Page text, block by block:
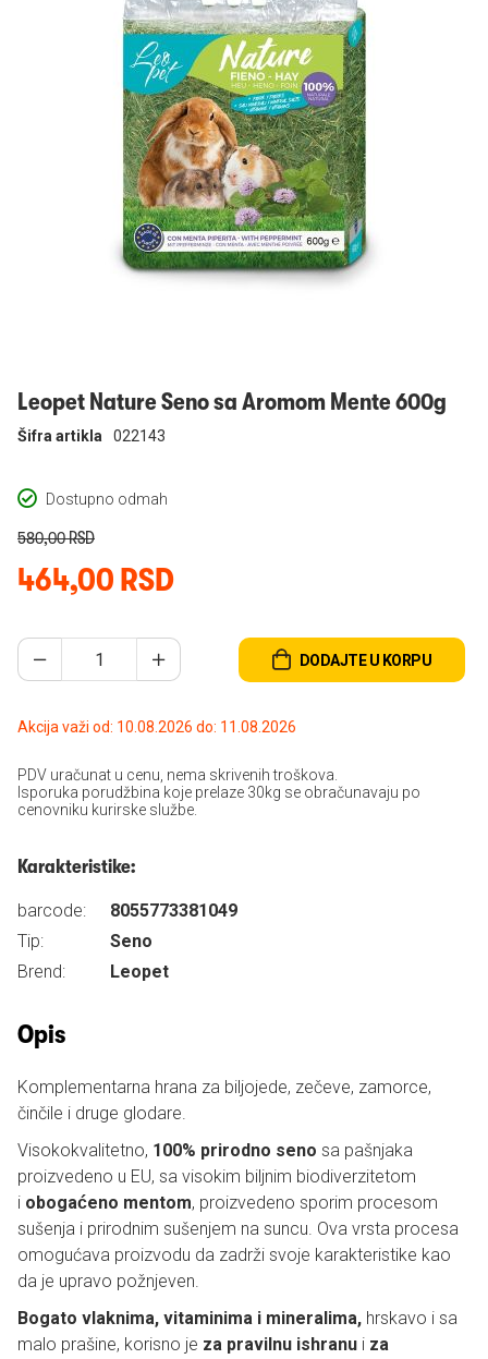
Leopet Nature Seno sa Aromom Mente 600g
Dostupno odmah
Šifra artikla 022143
464,00 RSD
580,00 RSD
DODAJTE U KORPU
Akcija važi od: 10.08.2026 do: 11.08.2026
PDV uračunat u cenu, nema skrivenih troškova.
Isporuka porudžbina koje prelaze 30kg se obračunavaju po
cenovniku kurirske službe.
Karakteristike:
barcode:
8055773381049
Tip:
Seno
Brend:
Leopet
Opis
Komplementarna hrana za biljojede, zečeve, zamorce,
činčile i druge glodare.
Visokokvalitetno, 100% prirodno seno sa pašnjaka
proizvedeno u EU, sa visokim biljnim biodiverzitetom
i obogaćeno mentom, proizvedeno sporim procesom
sušenja i prirodnim sušenjem na suncu. Ova vrsta procesa
omogućava proizvodu da zadrži svoje karakteristike kao
da je upravo požnjeven.
Bogato vlaknima, vitaminima i mineralima, hrskavo i sa
malo prašine, korisno je za pravilnu ishranu i za